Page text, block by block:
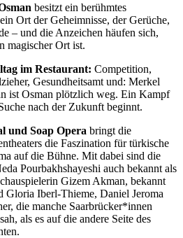
besitzt ein berühmtes
Ort der Geheimnisse, der Gerüche,
– und die Anzeichen häufen sich,
magischer Ort ist.
im Restaurant: Competition,
Gesundheitsamt und: Merkel
ist Osman plötzlich weg. Ein Kampf
nach der Zukunft beginnt.
und Soap Opera bringt die
die Faszination für türkische
auf die Bühne. Mit dabei sind die
Pourbakhshayeshi auch bekannt als
Gizem Akman, bekannt
Gloria Iberl-Thieme, Daniel Jeroma
die manche Saarbrücker*innen
als es auf die andere Seite des